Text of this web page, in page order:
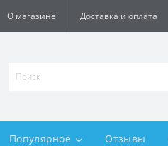
О магазине Доставка и оплата
Популярное Отзывы